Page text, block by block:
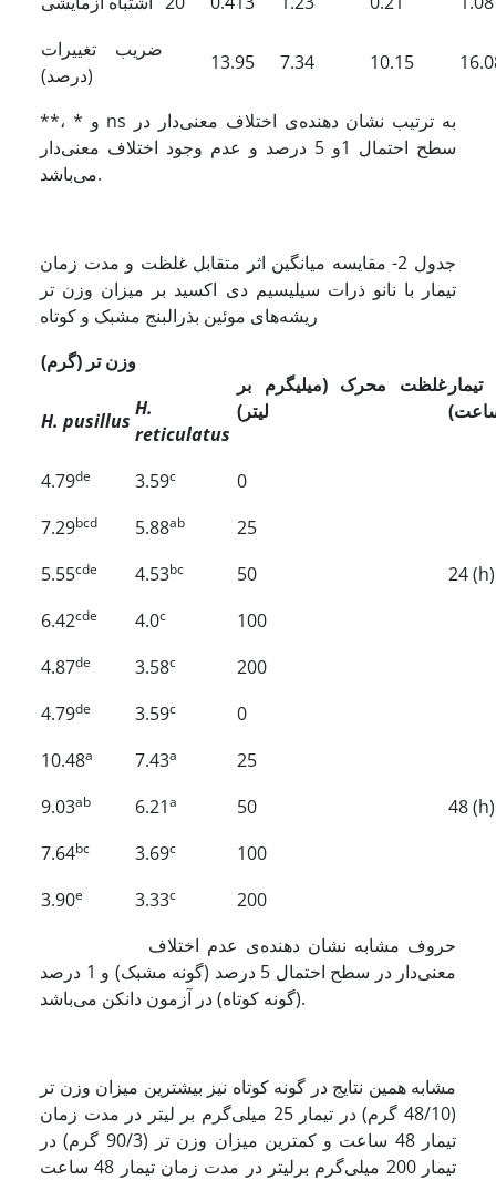
ضریب تغییرات
(درصد)
13.95 7.34 10.15
**، * و ns به ترتیب نشان دهنده‌‌ی اختلاف معنی‌‌دار در
سطح احتمال 1و 5 درصد و عدم وجود اختلاف معنی‌‌دار
می‌‌باشد.
جدول 2- مقایسه میانگین اثر متقابل غلظت و مدت زمان
تیمار با نانو ذرات سیلیسیم دی اکسید بر میزان وزن تر
ریشه‌‌های موئین بذرالبنج مشبک و کوتاه
وزن تر (گرم)
غلظت محرک (میلی­گرم بر
لیتر)
H. pusillus
H.
reticulatus
4.79de 3.59c 0
24 (h)
7.29bcd 5.88ab
25
5.55cde 4.53bc
50
6.42cde 4.0c
100
4.87de 3.58c
200
4.79de 3.59c 0
48 (h)
10.48a 7.43a
25
9.03ab 6.21a
50
7.64bc 3.69c
100
3.90e 3.33c
200
معنی‌‌دار در سطح احتمال 5 درصد (گونه مشبک) و 1 درصد
(گونه کوتاه) در آزمون دانکن می‌‌باشد.
مشابه همین نتایج در گونه کوتاه نیز بیشترین میزان وزن تر
(48/10 گرم) در تیمار 25 میلی‌‌گرم بر لیتر در مدت زمان
تیمار 48 ساعت و کمترین میزان وزن تر (90/3 گرم) در
تیمار 200 میلی‌‌گرم برلیتر در مدت زمان تیمار 48 ساعت